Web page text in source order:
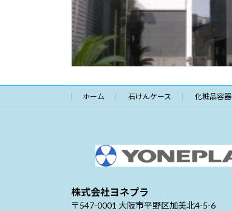
ホーム 石けんケース 化粧品容器
株式会社ヨネプラ
〒547-0001 大阪市平野区加美北4-5-6